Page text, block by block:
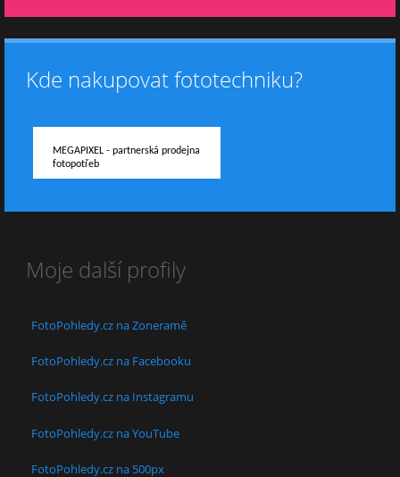
Kde nakupovat fototechniku?
MEGAPIXEL - partnerská prodejna
fotopotřeb
Moje další profily
FotoPohledy.cz na Zoneramě
FotoPohledy.cz na Facebooku
FotoPohledy.cz na Instagramu
FotoPohledy.cz na YouTube
FotoPohledy.cz na 500px